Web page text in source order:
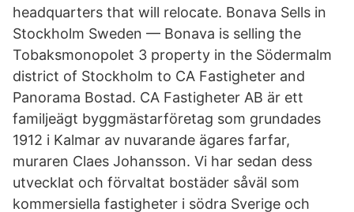
headquarters that will relocate. Bonava Sells in
Stockholm Sweden — Bonava is selling the
Tobaksmonopolet 3 property in the Södermalm
district of Stockholm to CA Fastigheter and
Panorama Bostad. CA Fastigheter AB är ett
familjeägt byggmästarföretag som grundades
1912 i Kalmar av nuvarande ägares farfar,
muraren Claes Johansson. Vi har sedan dess
utvecklat och förvaltat bostäder såväl som
kommersiella fastigheter i södra Sverige och